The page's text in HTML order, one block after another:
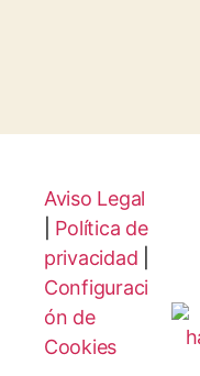
Aviso Legal
Política de
privacidad
Configuraci
ón de
Cookies